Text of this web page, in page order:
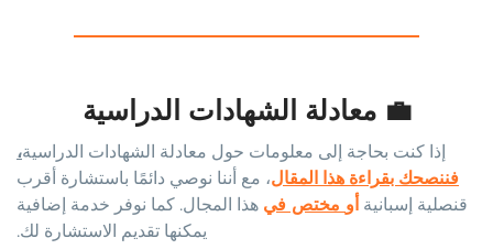
💼 معادلة الشهادات الدراسية
إذا كنت بحاجة إلى معلومات حول معادلة الشهادات الدراسية،
فننصحك بقراءة هذا المقال، مع أننا نوصي دائمًا باستشارة أقرب
قنصلية إسبانية أومختص فيهذا المجال. كما نوفر خدمة إضافية
يمكنها تقديم الاستشارة لك.